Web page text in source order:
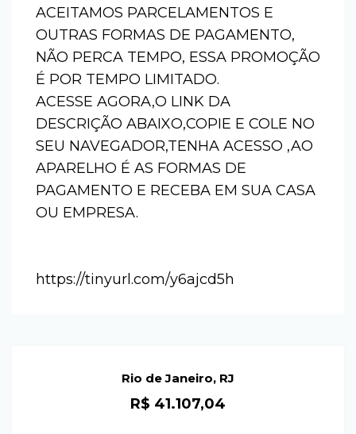
ACEITAMOS PARCELAMENTOS E
OUTRAS FORMAS DE PAGAMENTO,
NÃO PERCA TEMPO, ESSA PROMOÇÃO
É POR TEMPO LIMITADO.
ACESSE AGORA,O LINK DA
DESCRIÇÃO ABAIXO,COPIE E COLE NO
SEU NAVEGADOR,TENHA ACESSO ,AO
APARELHO É AS FORMAS DE
PAGAMENTO E RECEBA EM SUA CASA
OU EMPRESA.
https://tinyurl.com/y6ajcd5h
Rio de Janeiro, RJ
R$ 41.107,04